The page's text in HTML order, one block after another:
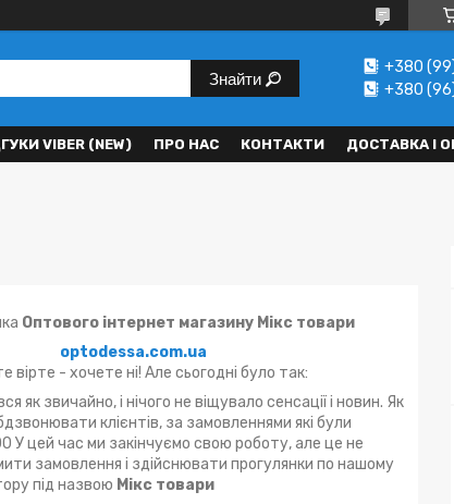
Знайти
+380
+380
VIBER (NEW) ПРО НАС КОНТАКТИ ДОСТАВКА І
Оптового інтернет магазину Мікс товари
optodessa.com.ua
вірте - хочете ні! Але сьогодні було так:
як звичайно, і нічого не віщувало сенсації і новин. Як
клієнтів, за замовленнями які були
У цей час ми закінчуємо свою роботу, але це не
замовлення і здійснювати прогулянки по нашому
під назвою Мікс товари